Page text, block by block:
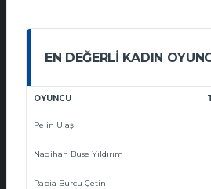
EN DEĞERLI KADIN
OYUNCU
Pelin Ulaş
Nagihan Buse Yıldırım
Rabia Burcu Çetin